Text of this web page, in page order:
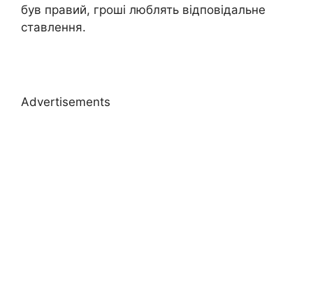
був правий, гроші люблять відповідальне
ставлення.
Advertisements